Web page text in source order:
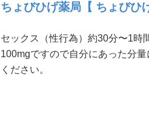
ちょびひげ薬局【 ちょびひ
セックス（性行為）約30分〜1時
100mgですので自分にあった分
ください。